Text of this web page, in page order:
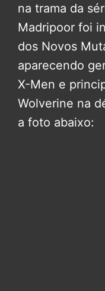
na trama da
Madripoor foi
dos Novos
aparecendo
X-Men e
Wolverine na
a foto abaixo: